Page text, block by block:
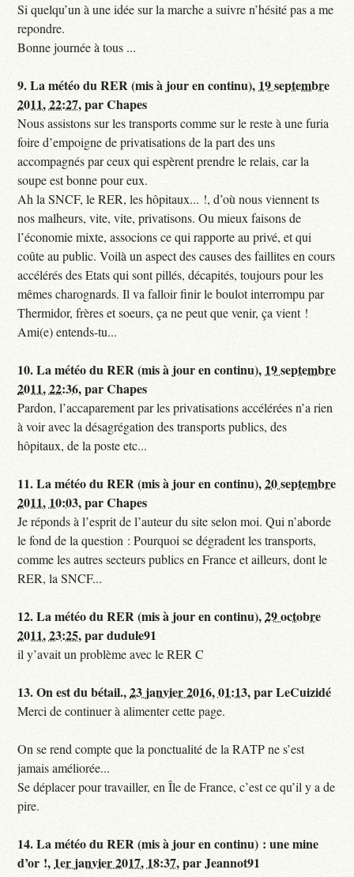
Si quelqu’un à une idée sur la marche a suivre n’hésité pas a me
repondre.
Bonne journée à tous ...
9.La météo du RER (mis à jour en continu), 19 septembre
2011, 22:27,parChapes
Nous assistons sur les transports comme sur le reste à une furia
foire d’empoigne de privatisations de la part des uns
accompagnés par ceux qui espèrent prendre le relais, car la
soupe est bonne pour eux.
Ah la SNCF, le RER, les hôpitaux... !, d’où nous viennent ts
nos malheurs, vite, vite, privatisons. Ou mieux faisons de
l’économie mixte, associons ce qui rapporte au privé, et qui
coûte au public. Voilà un aspect des causes des faillites en cours
accélérés des Etats qui sont pillés, décapités, toujours pour les
mêmes charognards. Il va falloir finir le boulot interrompu par
Thermidor, frères et soeurs, ça ne peut que venir, ça vient !
Ami(e) entends-tu...
10.La météo du RER (mis à jour en continu), 19 septembre
2011, 22:36,parChapes
Pardon, l’accaparement par les privatisations accélérées n’a rien
à voir avec la désagrégation des transports publics, des
hôpitaux, de la poste etc...
11.La météo du RER (mis à jour en continu),20 septembre
2011, 10:03,parChapes
Je réponds à l’esprit de l’auteur du site selon moi. Qui n’aborde
le fond de la question : Pourquoi se dégradent les transports,
comme les autres secteurs publics en France et ailleurs, dont le
RER, la SNCF...
12.La météo du RER (mis à jour en continu),29 octobre
2011, 23:25,pardudule91
il y’avait un problème avec le RER C
13.On est du bétail.,23 janvier 2016, 01:13,parLeCuizidé
Merci de continuer à alimenter cette page.
On se rend compte que la ponctualité de la RATP ne s’est
jamais améliorée...
Se déplacer pour travailler, en Île de France, c’est ce qu’il y a de
pire.
14.La météo du RER (mis à jour en continu) : une mine
d’or !, 1er janvier 2017, 18:37,parJeannot91